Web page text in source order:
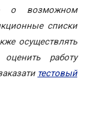
о возможном
списки
осуществлять
работу
тестовый